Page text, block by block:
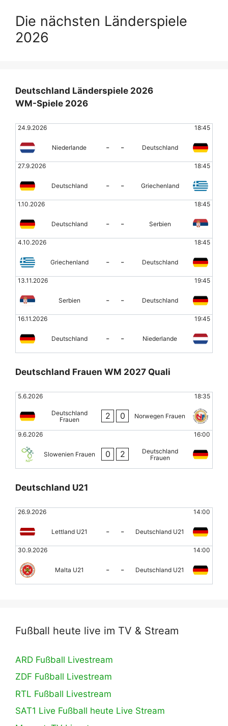
Die nächsten Länderspiele
2026
Deutschland Länderspiele 2026
WM-Spiele 2026
24.9.2026 18:45
Niederlande - - Deutschland
27.9.2026 18:45
Deutschland - - Griechenland
1.10.2026 18:45
Deutschland - - Serbien
4.10.2026 18:45
Griechenland - - Deutschland
13.11.2026 19:45
Serbien - - Deutschland
16.11.2026 19:45
Deutschland - - Niederlande
Deutschland Frauen WM 2027 Quali
5.6.2026 18:35
Deutschland
Frauen
2 0 Norwegen Frauen
9.6.2026 16:00
Slowenien Frauen 0 2
Deutschland
Frauen
Deutschland U21
26.9.2026 14:00
Lettland U21 - - Deutschland U21
30.9.2026 14:00
Malta U21 - - Deutschland U21
Fußball heute live im TV & Stream
ARD Fußball Livestream
ZDF Fußball Livestream
RTL Fußball Livestream
SAT1 Live Fußball heute Live Stream